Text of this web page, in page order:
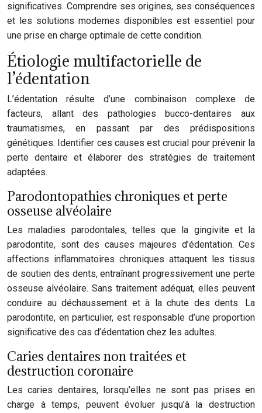
significatives. Comprendre ses origines, ses conséquences
et les solutions modernes disponibles est essentiel pour
une prise en charge optimale de cette condition.
Étiologie multifactorielle de
l’édentation
L’édentation résulte d’une combinaison complexe de
facteurs, allant des pathologies bucco-dentaires aux
traumatismes, en passant par des prédispositions
génétiques. Identifier ces causes est crucial pour prévenir la
perte dentaire et élaborer des stratégies de traitement
adaptées.
Parodontopathies chroniques et perte
osseuse alvéolaire
Les maladies parodontales, telles que la gingivite et la
parodontite, sont des causes majeures d’édentation. Ces
affections inflammatoires chroniques attaquent les tissus
de soutien des dents, entraînant progressivement une perte
osseuse alvéolaire. Sans traitement adéquat, elles peuvent
conduire au déchaussement et à la chute des dents. La
parodontite, en particulier, est responsable d’une proportion
significative des cas d’édentation chez les adultes.
Caries dentaires non traitées et
destruction coronaire
Les caries dentaires, lorsqu’elles ne sont pas prises en
charge à temps, peuvent évoluer jusqu’à la destruction